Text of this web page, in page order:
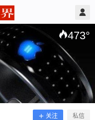
473°
关注 私信
2019/10/28